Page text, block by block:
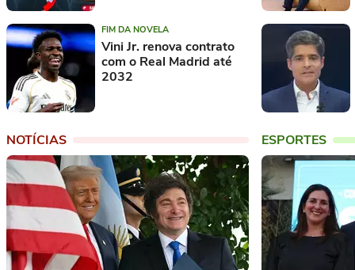
FIM DA NOVELA
Vini Jr. renova contrato
com o Real Madrid até
2032
NOTÍCIAS ESPORTES